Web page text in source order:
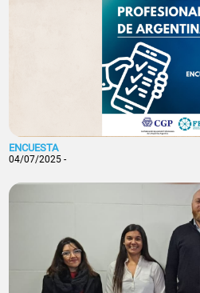
ENCUESTA
04/07/2025 -